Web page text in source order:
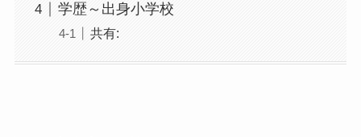
学歴～出身小学校
共有: